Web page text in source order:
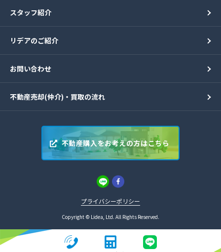
スタッフ紹介
リデアのご紹介
お問い合わせ
不動産売却(仲介)・買取の流れ
不動産購入をお考えの方はこちら
プライバシーポリシー
Copyright © Lidea, Ltd. All Rights Reserved.